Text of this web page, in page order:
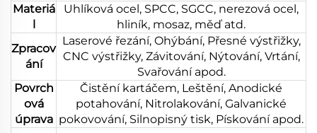
Materiá
l
Uhlíková ocel, SPCC, SGCC, nerezová ocel,
hliník, mosaz, měď atd.
Zpracov
ání
Laserové řezání, Ohýbání, Přesné výstřižky,
CNC výstřižky, Závitování, Nýtování, Vrtání,
Svařování apod.
Povrch
ová
úprava
Čistění kartáčem, Leštění, Anodické
potahování, Nitrolakování, Galvanické
pokovování, Silnopisný tisk, Pískování apod.